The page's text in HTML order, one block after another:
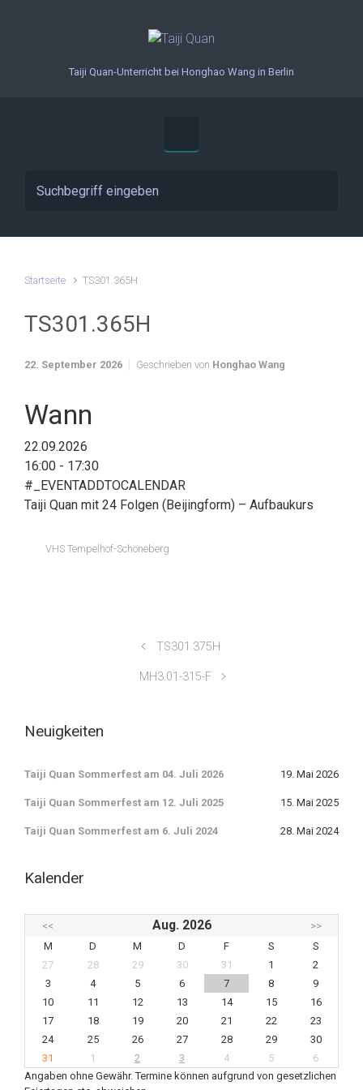
Taiji Quan-Unterricht bei Honghao Wang in Berlin
Startseite TS301.365H
TS301.365H
22. September 2026 Geschrieben von Honghao Wang
Wann
22.09.2026
16:00 - 17:30
#_EVENTADDTOCALENDAR
Taiji Quan mit 24 Folgen (Beijingform) – Aufbaukurs
VHS Tempelhof-Schöneberg
TS301.375H
MH3.01-315-F
Neuigkeiten
Taiji Quan Sommerfest am 04. Juli 2026 19. Mai 2026
Taiji Quan Sommerfest am 12. Juli 2025 15. Mai 2025
Taiji Quan Sommerfest am 6. Juli 2024 28. Mai 2024
Kalender
<< Aug. 2026
>>
M
D M D F S
S
27
28 29 30 31 1
2
3
4 5 6 7 8
9
10
11 12 13 14 15
16
17
18 19 20 21 22
23
24
25 26 27 28 29
30
31
1 2 3 4 5
6
Angaben ohne Gewähr. Termine können aufgrund von gesetzlichen